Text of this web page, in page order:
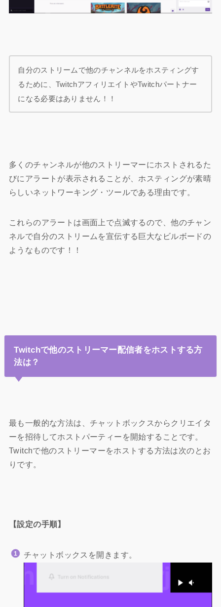
自分のストリームで他のチャンネルをホスティングす
るために、TwitchアフィリエイトやTwitchパートナー
になる必要はありません！！
多くのチャンネルが他のストリーマーにホストされるた
びにアラートが表示されることが、ホスティングが素晴
らしいネットワーキング・ツールである理由です。
これらのアラートは画面上で点滅するので、他のチャン
ネルで自分のストリームを宣伝する巨大なビルボードの
ようなものです！！
Twitchで他のストリーマー配信者をホストする方
法は？
最も一般的な方法は、チャットボックスからクリエイタ
ーを招待してホストパーティーを開始することです。
Twitchで他のストリーマーをホストする方法は次のとお
りです。
【設定の手順】
チャットボックスを開きます。